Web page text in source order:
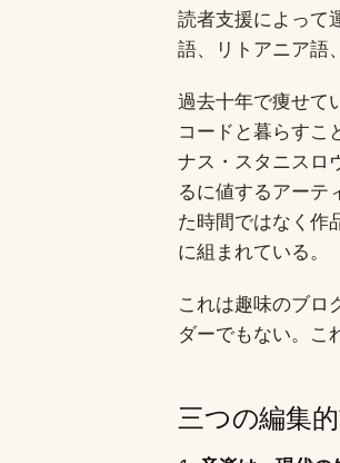
読者支援によって
語、リトアニア語
過去十年で痩せて
コードと暮らすこ
ナス・スタニスロ
るに値するアーテ
た時間ではなく作
に組まれている。
これは趣味のブロ
ダーでもない。こ
三つの編集